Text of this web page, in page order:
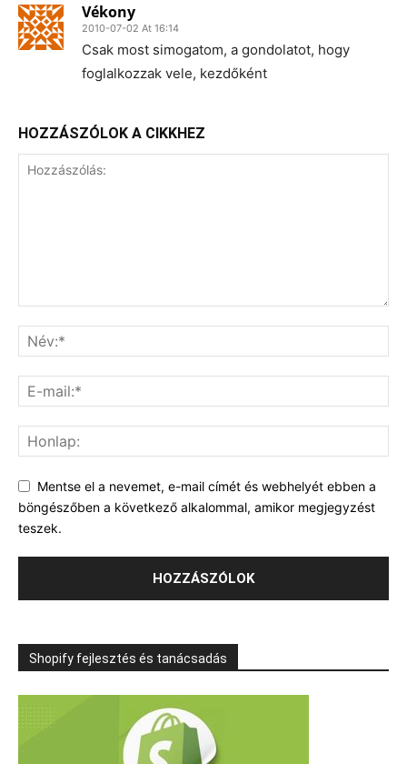
Vékony
2010-07-02 At 16:14
Csak most simogatom, a gondolatot, hogy
foglalkozzak vele, kezdőként
HOZZÁSZÓLOK A CIKKHEZ
Mentse el a nevemet, e-mail címét és webhelyét ebben a
böngészőben a következő alkalommal, amikor megjegyzést
teszek.
Shopify fejlesztés és tanácsadás